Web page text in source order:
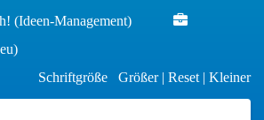
(Ideen-Management)
Schriftgröße Größer| Reset | Kleiner